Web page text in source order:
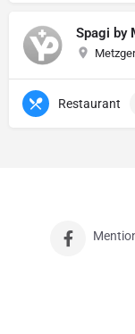
Spagi by
Restaurant